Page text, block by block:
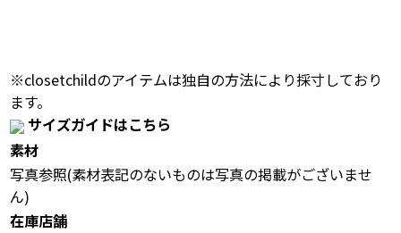
※closetchildのアイテムは独自の方法により採寸しており
ます。
サイズガイドはこちら
素材
写真参照(素材表記のないものは写真の掲載がございませ
ん)
在庫店舗